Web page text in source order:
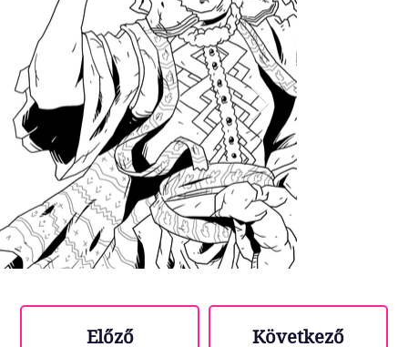
Következő
Előző